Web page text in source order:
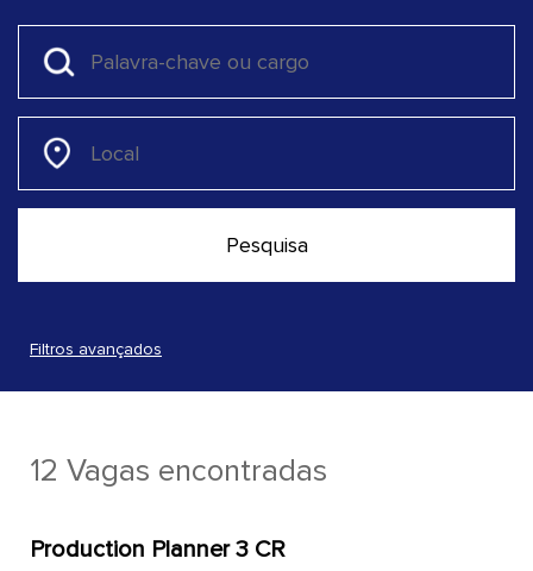
Filtros avançados
12 Vagas encontradas
Production Planner 3 CR